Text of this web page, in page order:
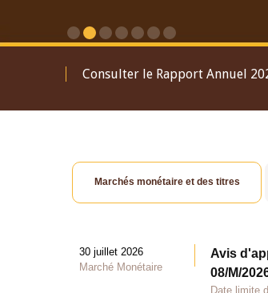
Consulter le Rapport Annuel
Marchés monétaire et des titres
30 juillet 2026
Marché Monétaire
Avis
08/M/
Date limite